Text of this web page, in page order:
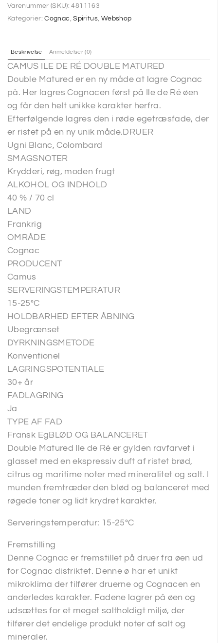
Varenummer (SKU):4811163
Kategorier:Cognac ,Spiritus Webshop
Beskrivelse Anmeldelser (0)
CAMUS ILE DE RÉ DOUBLE MATURED
Double Matured er en ny måde at lagre Cognac
på. Her lagres Cognacen først på Ile de Ré øen
og får den helt unikke karakter herfra.
Efterfølgende lagres den i røde egetræsfade, der
er ristet på en ny unik måde.DRUER
Ugni Blanc, Colombard
SMAGSNOTER
Krydderi, røg, moden frugt
ALKOHOL OG INDHOLD
40 % / 70 cl
LAND
Frankrig
OMRÅDE
Cognac
PRODUCENT
Camus
SERVERINGSTEMPERATUR
15-25°C
HOLDBARHED EFTER ÅBNING
Ubegrænset
DYRKNINGSMETODE
Konventionel
LAGRINGSPOTENTIALE
30+ år
FADLAGRING
Ja
TYPE AF FAD
Fransk EgBLØD OG BALANCERET
Double Matured Ile de Ré er gylden ravfarvet i
glasset med en ekspressiv duft af ristet brød,
citrus og maritime noter med mineralitet og salt. I
munden fremtræder den blød og balanceret med
røgede toner og lidt krydret karakter.
Serveringstemperatur: 15-25°C
Fremstilling
Denne Cognac er fremstillet på druer fra øen ud
for Cognac distriktet. Denne ø har et unikt
mikroklima der tilfører druerne og Cognacen en
anderledes karakter. Fadene lagrer på øen og
udsættes for et meget saltholdigt miljø, der
tilfører det endelige produkt noter af salt og
mineraler.